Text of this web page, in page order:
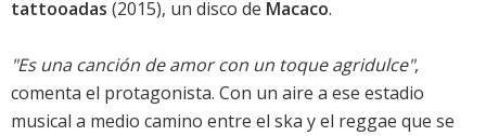
tattooadas (2015), un disco de Macaco.
"Es una canción de amor con un toque agridulce",
comenta el protagonista. Con un aire a ese estadio
musical a medio camino entre el ska y el reggae que se